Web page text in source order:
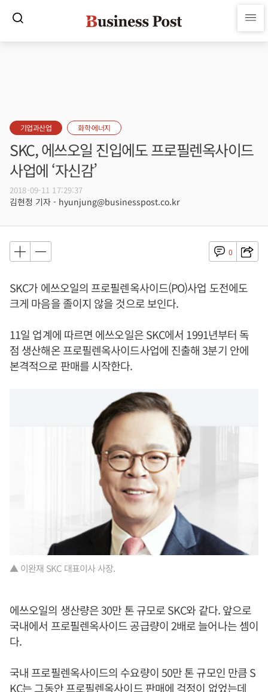
기업과산업 화학·에너지
SKC, 에쓰오일 진입에도 프로필렌옥사이드
사업에 ‘자신감’
2018-09-11 17:29:37
김현정 기자 - hyunjung@businesspost.co.kr
0
SKC가 에쓰오일의 프로필렌옥사이드(PO)사업 도전에도
크게 마음을 졸이지 않을 것으로 보인다.
11일 업계에 따르면 에쓰오일은 SKC에서 1991년부터 독
점 생산해온 프로필렌옥사이드사업에 진출해 3분기 안에
본격적으로 판매를 시작한다.
▲ 이완재 SKC 대표이사 사장.
에쓰오일의 생산량은 30만 톤 규모로 SKC와 같다. 앞으로
국내에서 프로필렌옥사이드 공급량이 2배로 늘어나는 셈이
다.
국내 프로필렌옥사이드의 수요량이 50만 톤 규모인 만큼 S
KC는 그동안 프로필렌옥사이드 판매에 걱정이 없었는데